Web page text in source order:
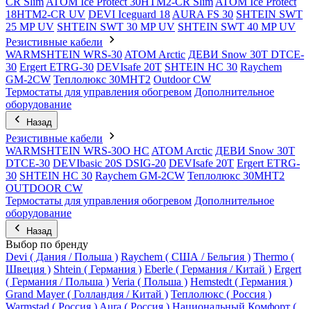
18HTM2-CR UV DEVI Iceguard 18 AURA FS 30 SHTEIN SWT
25 MP UV SHTEIN SWT 30 MP UV SHTEIN SWT 40 MP UV
Резистивные кабели
WARMSHTEIN WRS-30 ATOM Arctic ДЕВИ Snow 30T DTCE-
30 Ergert ETRG-30 DEVIsafe 20T SHTEIN HC 30 Raychem
GM-2CW Теплолюкс 30МНТ2 Outdoor CW
Термостаты для управления обогревом Дополнительное
оборудование
Назад
Резистивные кабели
WARMSHTEIN WRS-30O HC ATOM Arctic ДЕВИ Snow 30T
DTCE-30 DEVIbasic 20S DSIG-20 DEVIsafe 20T Ergert ETRG-
30 SHTEIN HC 30 Raychem GM-2CW Теплолюкс 30МНТ2
OUTDOOR CW
Термостаты для управления обогревом Дополнительное
оборудование
Назад
Выбор по бренду
Devi ( Дания / Польша ) Raychem ( США / Бельгия ) Thermo (
Швеция ) Shtein ( Германия ) Eberle ( Германия / Китай ) Ergert
( Германия / Польша ) Veria ( Польша ) Hemstedt ( Германия )
Grand Mayer ( Голландия / Китай ) Теплолюкс ( Россия )
Warmstad ( Россия ) Aura ( Россия ) Национальный Комфорт (